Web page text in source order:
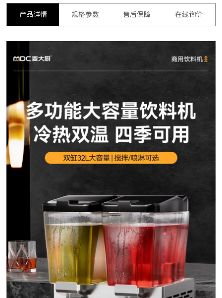
产品详情 规格参数 售后保障 在线询价